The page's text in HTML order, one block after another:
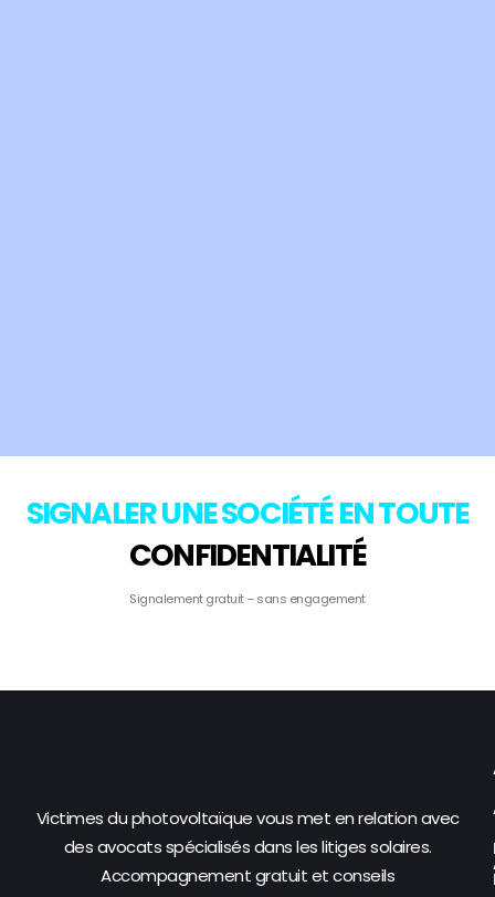
SIGNALER UNE SOCIÉTÉ EN TOUTE
CONFIDENTIALITÉ
Signalement gratuit – sans engagement
Victimes du photovoltaïque vous met en relation avec
des avocats spécialisés dans les litiges solaires.
Accompagnement gratuit et conseils